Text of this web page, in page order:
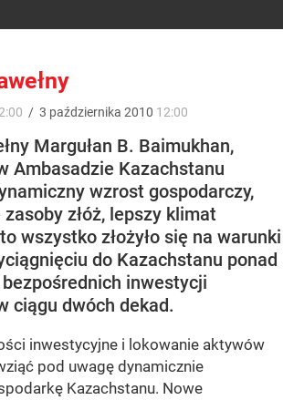
/ 3 października 2010 12:00
Margułan B. Baimukhan,
Ambasadzie Kazachstanu
wzrost gospodarczy,
złóż, lepszy klimat
wszystko złożyło się na warunki
do Kazachstanu ponad
inwestycji
ciągu dwóch dekad.
inwestycyjne i lokowanie aktywów
pod uwagę dynamicznie
Kazachstanu. Nowe